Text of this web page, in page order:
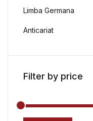
Limba Germana
Anticariat
Filter by price